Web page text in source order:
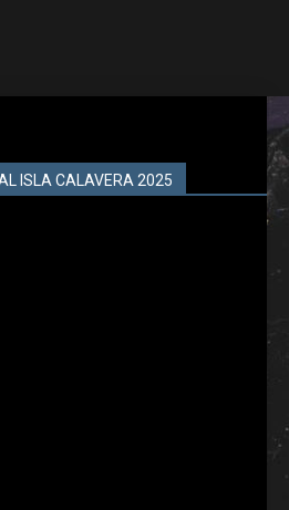
ISLA CALAVERA 2025